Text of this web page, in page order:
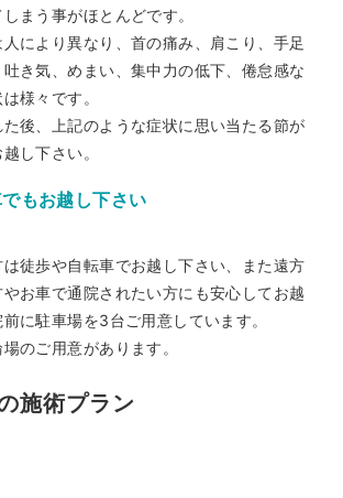
まう事がほとんどです。
により異なり、首の痛み、肩こり、手足
き気、めまい、集中力の低下、倦怠感な
様々です。
後、上記のような症状に思い当たる節が
し下さい。
もお越し下さい
徒歩や自転車でお越し下さい、また遠方
お車で通院されたい方にも安心してお越
に駐車場を3台ご用意しています。
のご用意があります。
施術プラン